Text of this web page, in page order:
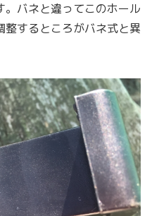
。バネと違ってこのホール
整するところがバネ式と異